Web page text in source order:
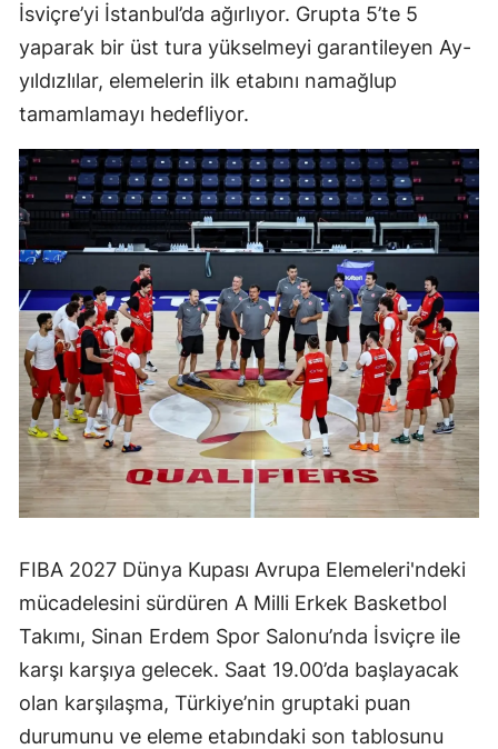
İsviçre’yi İstanbul’da ağırlıyor. Grupta 5’te 5
yaparak bir üst tura yükselmeyi garantileyen Ay-
yıldızlılar, elemelerin ilk etabını namağlup
tamamlamayı hedefliyor.
FIBA 2027 Dünya Kupası Avrupa Elemeleri'ndeki
mücadelesini sürdüren A Milli Erkek Basketbol
Takımı, Sinan Erdem Spor Salonu’nda İsviçre ile
karşı karşıya gelecek. Saat 19.00’da başlayacak
olan karşılaşma, Türkiye’nin gruptaki puan
durumunu ve eleme etabındaki son tablosunu